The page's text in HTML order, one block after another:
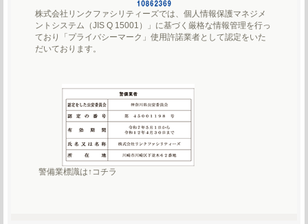
株式会社リンクファシリティーズでは、個人情報保護マネジメ
ントシステム（JIS Q 15001）」に基づく厳格な情報管理を行っ
ており「プライバシーマーク」使用許諾業者として認定をいた
だいております。
警備業標識は↑コチラ